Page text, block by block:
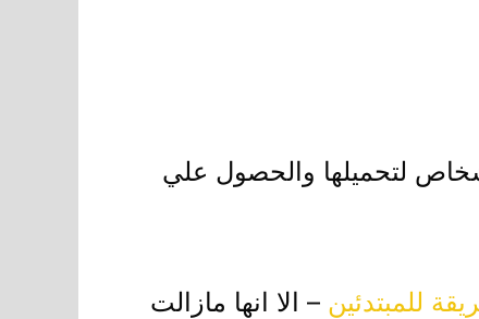
لتحميلها والحصول علي
للمبتدئين – الا انها مازالت